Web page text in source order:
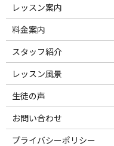
レッスン案内
料金案内
スタッフ紹介
レッスン風景
生徒の声
お問い合わせ
プライバシーポリシー